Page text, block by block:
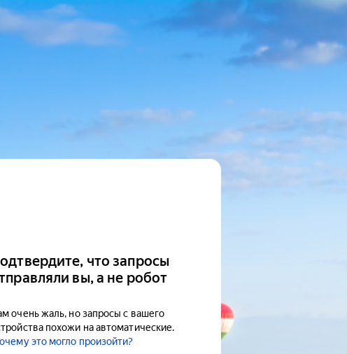
что запросы
вы, а не робот
очень жаль, но запросы с вашего
похожи на автоматические.
это могло произойти?